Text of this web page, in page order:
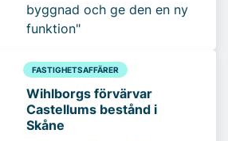
byggnad och ge den en ny
funktion"
FASTIGHETSAFFÄRER
Wihlborgs förvärvar
Castellums bestånd i
Skåne